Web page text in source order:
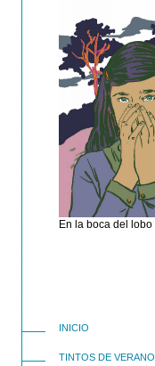
En la boca del lobo
INICIO
TINTOS DE VERANO